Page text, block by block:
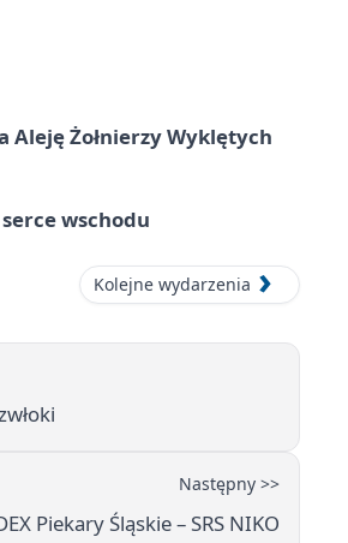
Aleję Żołnierzy Wyklętych
wschodu
Kolejne wydarzenia
Następny >>
Piekary Śląskie – SRS NIKO